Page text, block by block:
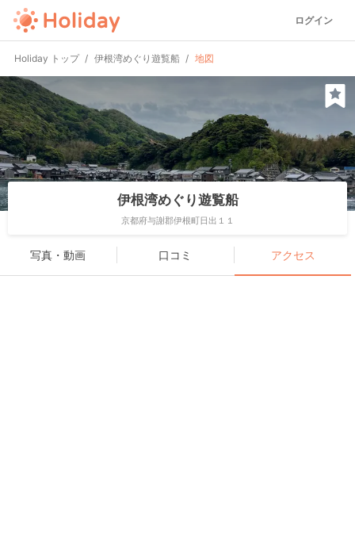
ログイン
Holiday トップ 伊根湾めぐり遊覧船 地図
伊根湾めぐり遊覧船
京都府与謝郡伊根町日出１１
写真・動画 口コミ アクセス